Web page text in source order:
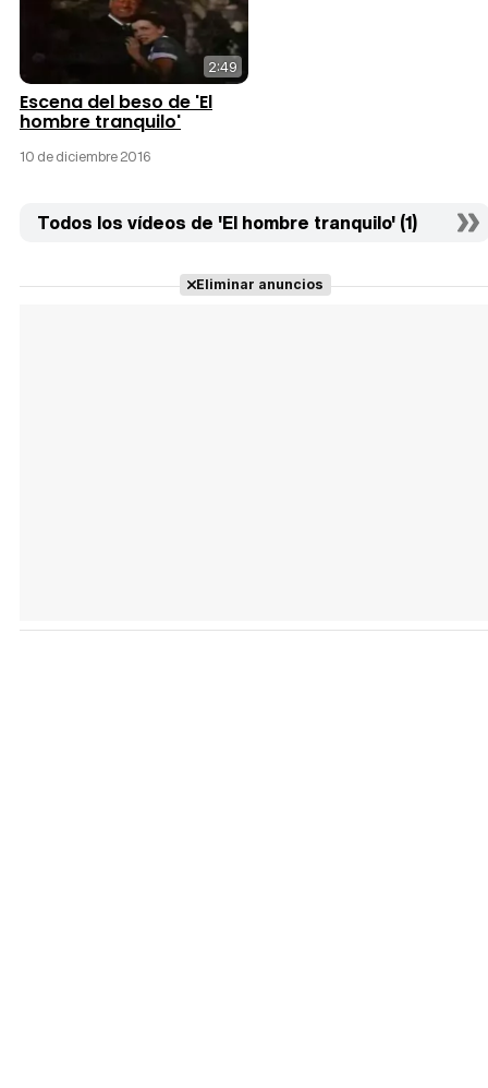
2:49
Escena del beso de 'El
hombre tranquilo'
10 de diciembre 2016
Todos los vídeos de 'El hombre tranquilo' (1)
Eliminar anuncios